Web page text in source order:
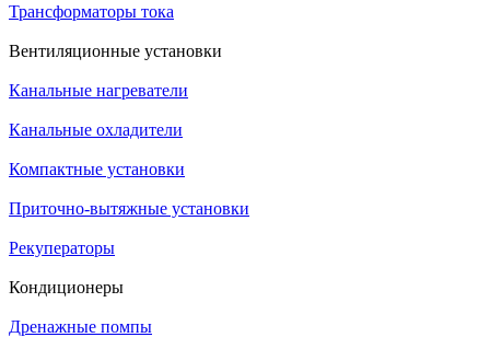
Трансформаторы тока
Вентиляционные установки
Канальные нагреватели
Канальные охладители
Компактные установки
Приточно-вытяжные установки
Рекуператоры
Кондиционеры
Дренажные помпы